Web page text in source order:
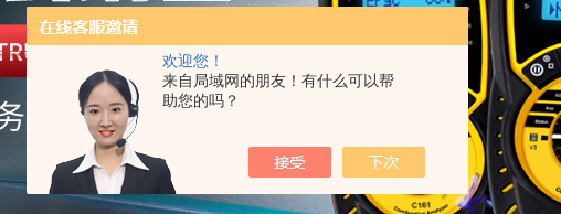
欢迎您！
来自局域网的朋友！有什么可以帮
助您的吗？